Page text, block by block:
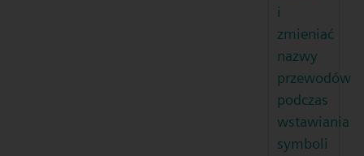
i
zmieniać
nazwy
przewodów
podczas
wstawiania
symboli